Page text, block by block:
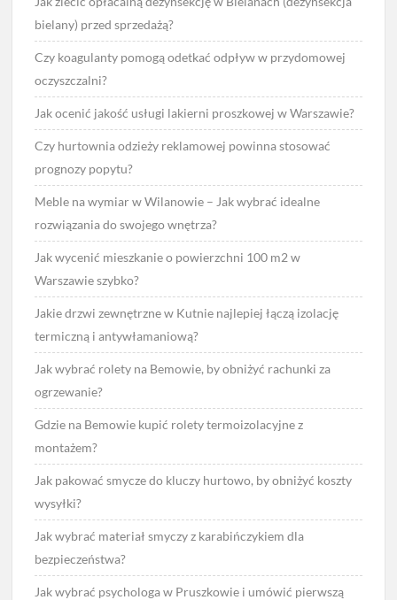
bielany) przed sprzedażą?
Czy koagulanty pomogą odetkać odpływ w przydomowej
oczyszczalni?
Jak ocenić jakość usługi lakierni proszkowej w Warszawie?
Czy hurtownia odzieży reklamowej powinna stosować
prognozy popytu?
Meble na wymiar w Wilanowie – Jak wybrać idealne
rozwiązania do swojego wnętrza?
Jak wycenić mieszkanie o powierzchni 100 m2 w
Warszawie szybko?
Jakie drzwi zewnętrzne w Kutnie najlepiej łączą izolację
termiczną i antywłamaniową?
Jak wybrać rolety na Bemowie, by obniżyć rachunki za
ogrzewanie?
Gdzie na Bemowie kupić rolety termoizolacyjne z
montażem?
Jak pakować smycze do kluczy hurtowo, by obniżyć koszty
wysyłki?
Jak wybrać materiał smyczy z karabińczykiem dla
bezpieczeństwa?
Jak wybrać psychologa w Pruszkowie i umówić pierwszą